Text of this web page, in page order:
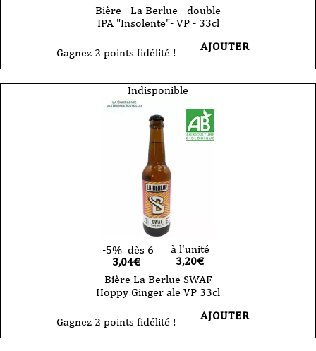
Bière - La Berlue - double
IPA "Insolente"- VP - 33cl
Gagnez 2 points fidélité ! AJOUTER
Indisponible
-5% dès 6
3,04€
à l'unité
3,20€
Bière La Berlue SWAF
Hoppy Ginger ale VP 33cl
Gagnez 2 points fidélité ! AJOUTER